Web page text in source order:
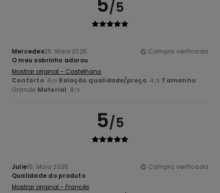
/5
Mercedes25. Maio 2026
Compra verificada
O meu sobrinho adorou
Mostrar original - Castelhano
Conforto: 4 /5 Relação qualidade/preço: 4 /5 Tamanho:
Grande Material: 4/5
5/5
Julie15. Maio 2026
Compra verificada
Qualidade do produto
Mostrar original - Francês